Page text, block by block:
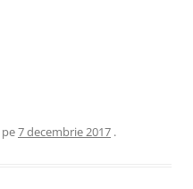
pe7 decembrie 2017 .